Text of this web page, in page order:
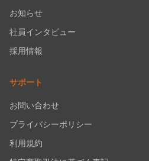
お知らせ
社員インタビュー
採用情報
サポート
お問い合わせ
プライバシーポリシー
利用規約